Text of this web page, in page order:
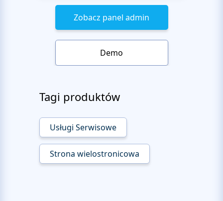
Zobacz panel admin
Demo
Tagi produktów
Usługi Serwisowe
Strona wielostronicowa